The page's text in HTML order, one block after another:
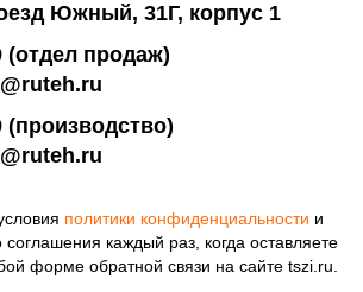
Южный, 31Г, корпус 1
(отдел продаж)
(производство)
политики конфиденциальности и
соглашения каждый раз, когда оставляете
форме обратной связи на сайте tszi.ru.